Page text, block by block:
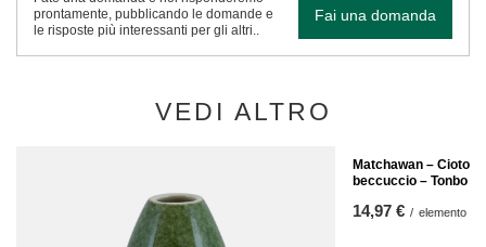
prontamente, pubblicando le domande e
le risposte più interessanti per gli altri..
Fai una domanda
VEDI ALTRO
Matchawan –
beccuccio – Tonbo
14,97 € / elemento